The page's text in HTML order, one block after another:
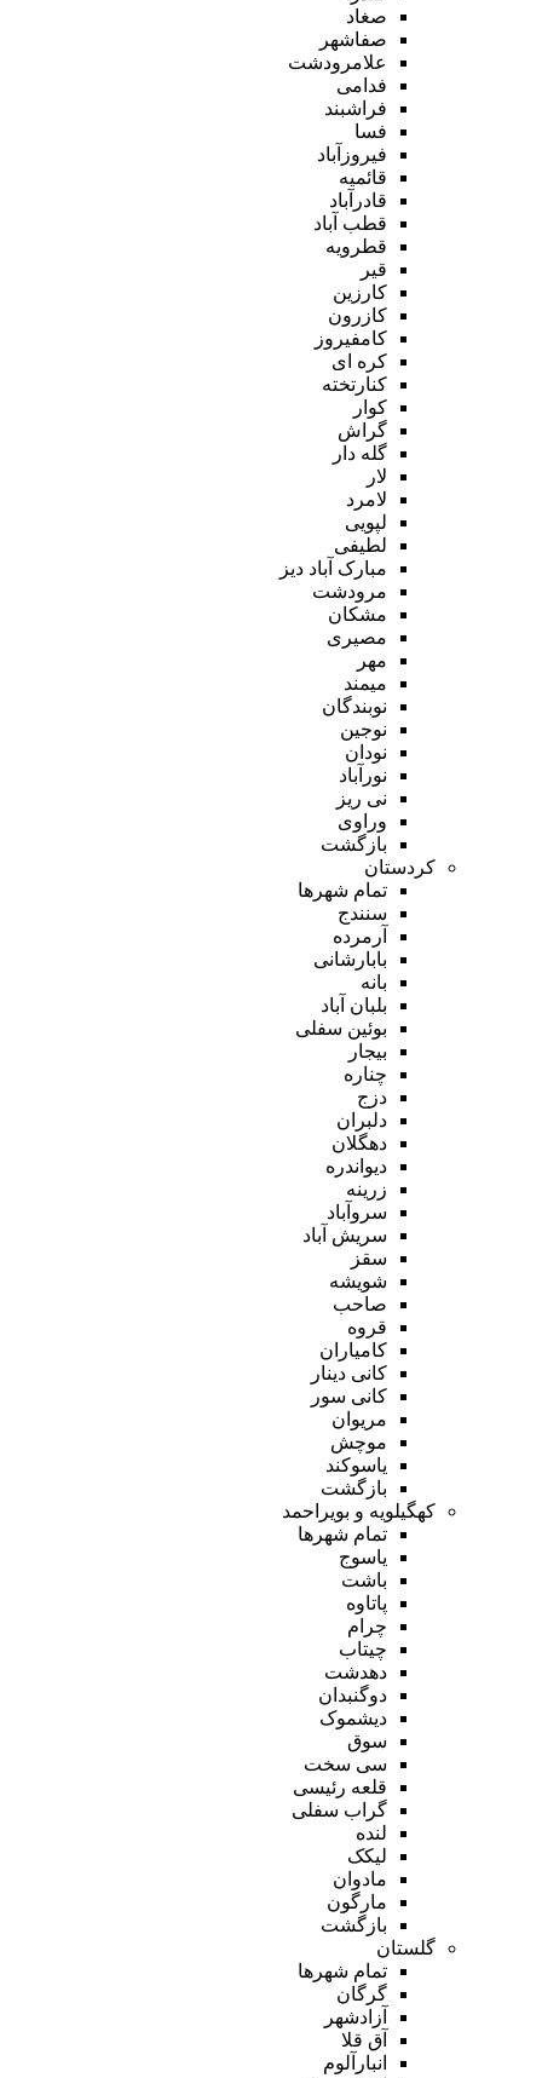
صغاد
صفاشهر
علامرودشت
فدامی
فراشبند
فسا
فیروزآباد
قائمیه
قادرآباد
قطب آباد
قطرویه
قیر
کارزین
کازرون
کامفیروز
کره ای
کنارتخته
کوار
گراش
گله دار
لار
لامرد
لپویی
لطیفی
مبارک آباد دیز
مرودشت
مشکان
مصیری
مهر
میمند
نوبندگان
نوجین
نودان
نورآباد
نی ریز
وراوی
بازگشت
کردستان
تمام شهر‌ها
سنندج
آرمرده
بابارشانی
بانه
بلبان آباد
بوئین سفلی
بیجار
چناره
دزج
دلبران
دهگلان
دیواندره
زرینه
سروآباد
سریش آباد
سقز
شویشه
صاحب
قروه
کامیاران
کانی دینار
کانی سور
مریوان
موچش
یاسوکند
بازگشت
کهگیلویه و بویراحمد
تمام شهر‌ها
یاسوج
باشت
پاتاوه
چرام
چیتاب
دهدشت
دوگنبدان
دیشموک
سوق
سی سخت
قلعه رئیسی
گراب سفلی
لنده
لیکک
مادوان
مارگون
بازگشت
گلستان
تمام شهر‌ها
گرگان
آزادشهر
آق قلا
انبارآلوم